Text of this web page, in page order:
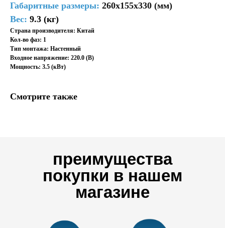
Габаритные размеры: 260x155x330 (мм)
Вес: 9.3 (кг)
Страна производителя: Китай
Кол-во фаз: 1
Тип монтажа: Настенный
Входное напряжение: 220.0 (В)
Мощность: 3.5 (кВт)
Смотрите также
преимущества
покупки в нашем
магазине